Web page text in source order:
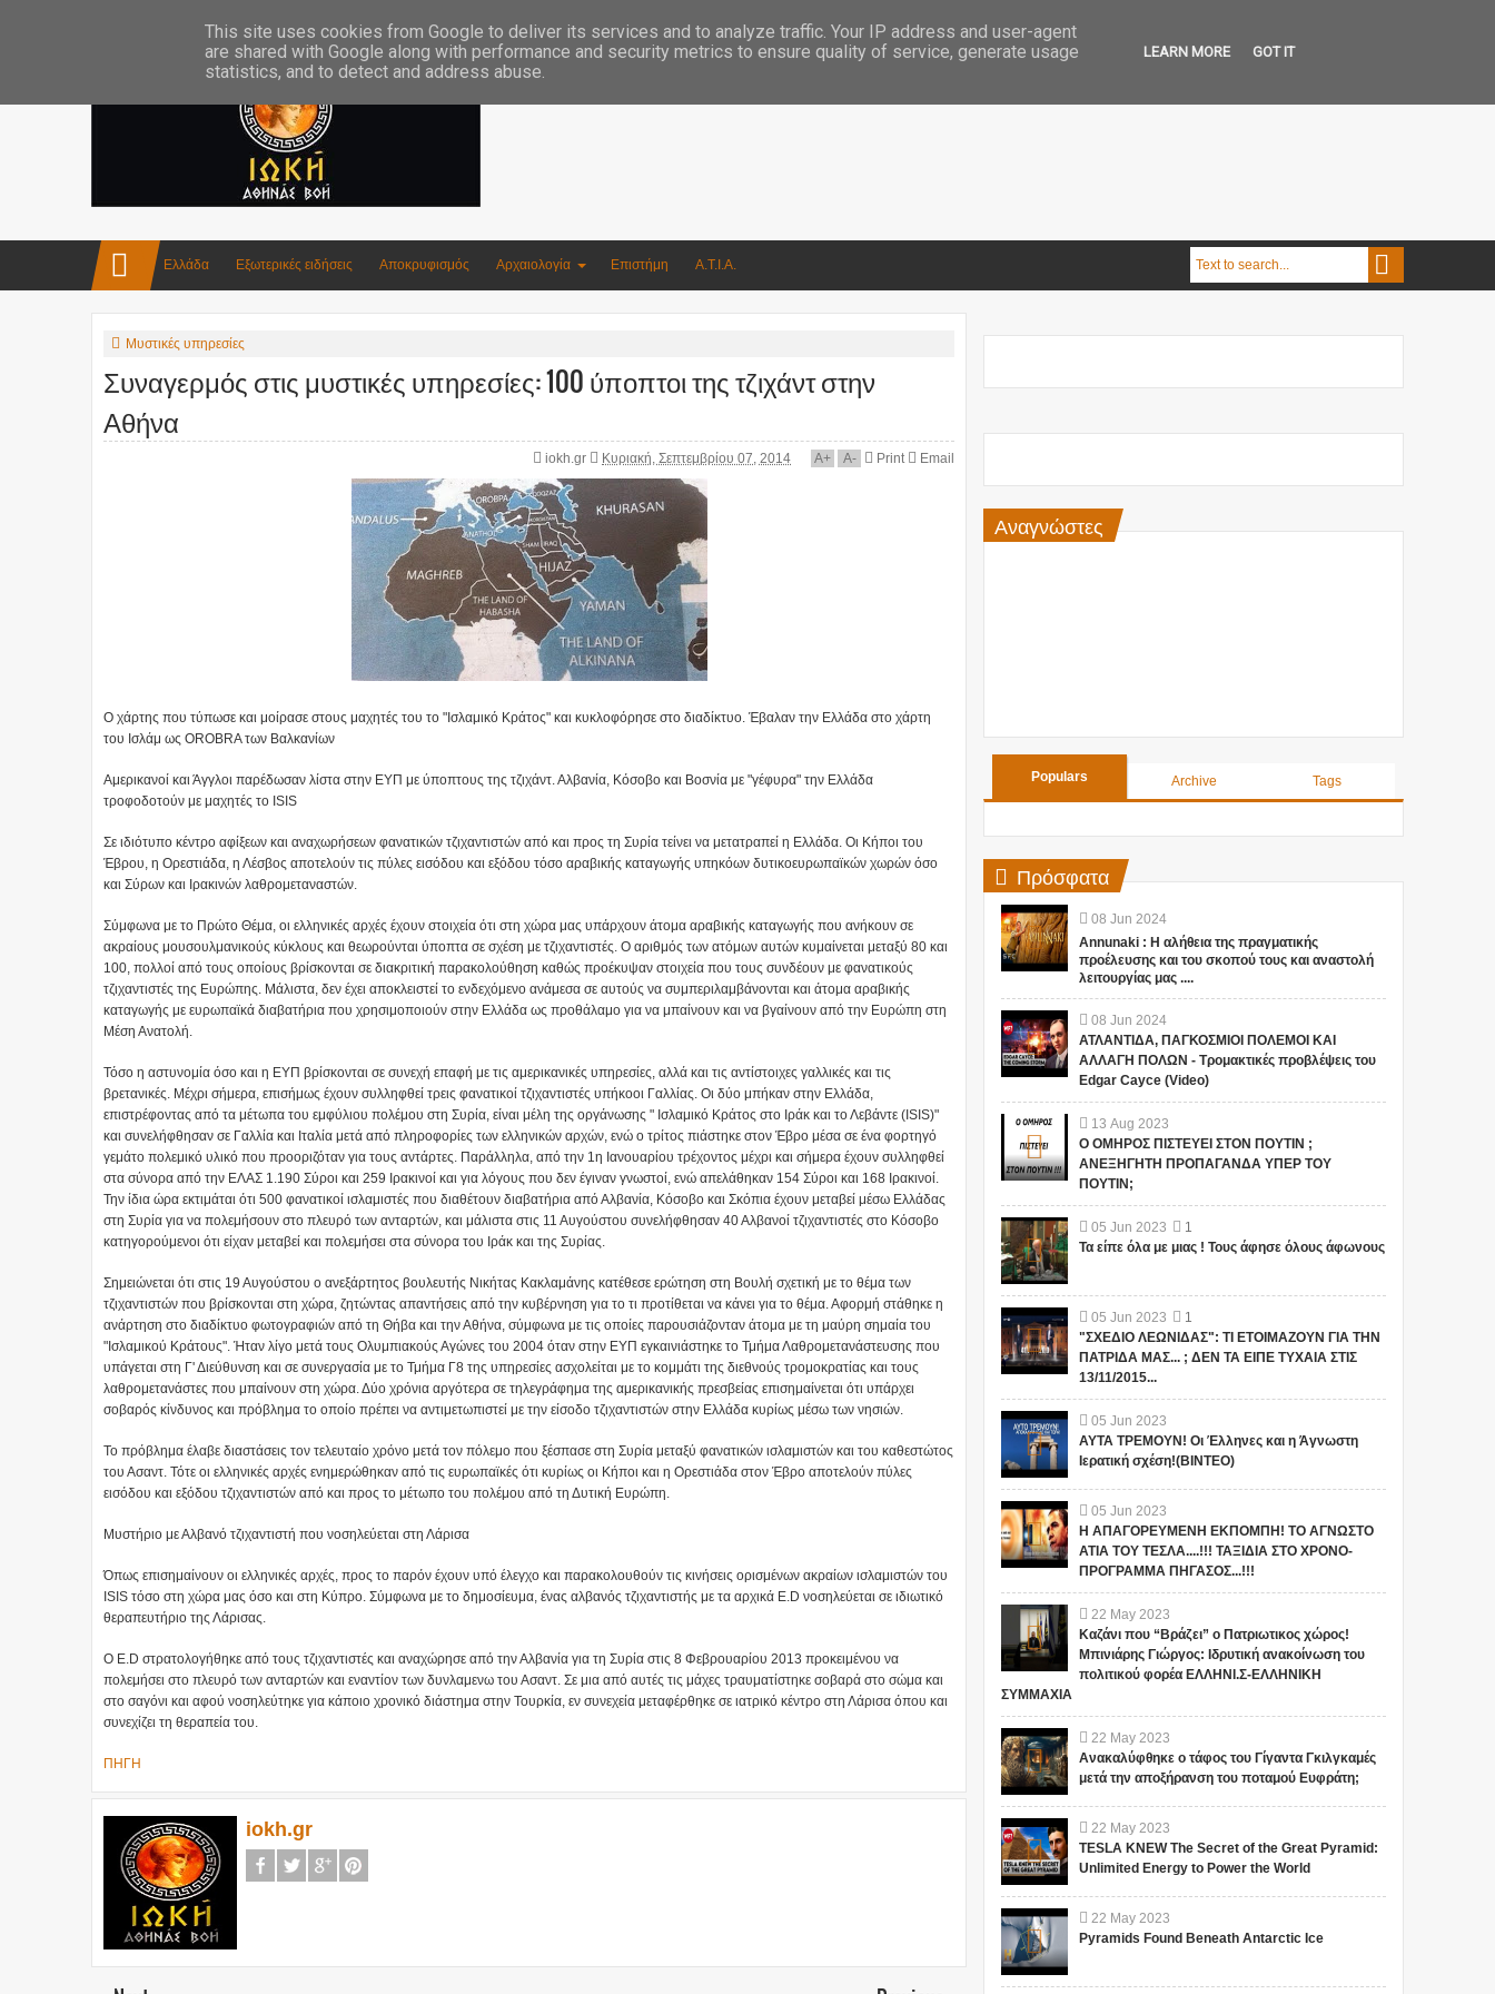
Ελλάδα Εξωτερικές ειδήσεις Αποκρυφισμός Αρχαιολογία Επιστήμη Α.Τ.Ι.Α.
Μυστικές υπηρεσίες
Συναγερμός στις μυστικές υπηρεσίες: 100 ύποπτοι της τζιχάντ στην
Αθήνα
iokh.gr Κυριακή, Σεπτεμβρίου 07, 2014 A+ A- Print Email
Ο χάρτης που τύπωσε και μοίρασε στους μαχητές του το "Ισλαμικό Κράτος" και κυκλοφόρησε στο διαδίκτυο. Έβαλαν την Ελλάδα στο χάρτη
του Ισλάμ ως OROBRA των Βαλκανίων
Αμερικανοί και Άγγλοι παρέδωσαν λίστα στην ΕΥΠ με ύποπτους της τζιχάντ. Αλβανία, Κόσοβο και Βοσνία με "γέφυρα" την Ελλάδα
τροφοδοτούν με μαχητές το ISIS
Σε ιδιότυπο κέντρο αφίξεων και αναχωρήσεων φανατικών τζιχαντιστών από και προς τη Συρία τείνει να μετατραπεί η Ελλάδα. Οι Κήποι του
Έβρου, η Ορεστιάδα, η Λέσβος αποτελούν τις πύλες εισόδου και εξόδου τόσο αραβικής καταγωγής υπηκόων δυτικοευρωπαϊκών χωρών όσο
και Σύρων και Ιρακινών λαθρομεταναστών.
Σύμφωνα με το Πρώτο Θέμα, οι ελληνικές αρχές έχουν στοιχεία ότι στη χώρα μας υπάρχουν άτομα αραβικής καταγωγής που ανήκουν σε
ακραίους μουσουλμανικούς κύκλους και θεωρούνται ύποπτα σε σχέση με τζιχαντιστές. Ο αριθμός των ατόμων αυτών κυμαίνεται μεταξύ 80 και
100, πολλοί από τους οποίους βρίσκονται σε διακριτική παρακολούθηση καθώς προέκυψαν στοιχεία που τους συνδέουν με φανατικούς
τζιχαντιστές της Ευρώπης. Μάλιστα, δεν έχει αποκλειστεί το ενδεχόμενο ανάμεσα σε αυτούς να συμπεριλαμβάνονται και άτομα αραβικής
καταγωγής με ευρωπαϊκά διαβατήρια που χρησιμοποιούν στην Ελλάδα ως προθάλαμο για να μπαίνουν και να βγαίνουν από την Ευρώπη στη
Μέση Ανατολή.
Τόσο η αστυνομία όσο και η ΕΥΠ βρίσκονται σε συνεχή επαφή με τις αμερικανικές υπηρεσίες, αλλά και τις αντίστοιχες γαλλικές και τις
βρετανικές. Μέχρι σήμερα, επισήμως έχουν συλληφθεί τρεις φανατικοί τζιχαντιστές υπήκοοι Γαλλίας. Οι δύο μπήκαν στην Ελλάδα,
επιστρέφοντας από τα μέτωπα του εμφύλιου πολέμου στη Συρία, είναι μέλη της οργάνωσης " Ισλαμικό Κράτος στο Ιράκ και το Λεβάντε (ISIS)"
και συνελήφθησαν σε Γαλλία και Ιταλία μετά από πληροφορίες των ελληνικών αρχών, ενώ ο τρίτος πιάστηκε στον Έβρο μέσα σε ένα φορτηγό
γεμάτο πολεμικό υλικό που προοριζόταν για τους αντάρτες. Παράλληλα, από την 1η Ιανουαρίου τρέχοντος μέχρι και σήμερα έχουν συλληφθεί
στα σύνορα από την ΕΛΑΣ 1.190 Σύροι και 259 Ιρακινοί και για λόγους που δεν έγιναν γνωστοί, ενώ απελάθηκαν 154 Σύροι και 168 Ιρακινοί.
Την ίδια ώρα εκτιμάται ότι 500 φανατικοί ισλαμιστές που διαθέτουν διαβατήρια από Αλβανία, Κόσοβο και Σκόπια έχουν μεταβεί μέσω Ελλάδας
στη Συρία για να πολεμήσουν στο πλευρό των ανταρτών, και μάλιστα στις 11 Αυγούστου συνελήφθησαν 40 Αλβανοί τζιχαντιστές στο Κόσοβο
κατηγορούμενοι ότι είχαν μεταβεί και πολεμήσει στα σύνορα του Ιράκ και της Συρίας.
Σημειώνεται ότι στις 19 Αυγούστου ο ανεξάρτητος βουλευτής Νικήτας Κακλαμάνης κατέθεσε ερώτηση στη Βουλή σχετική με το θέμα των
τζιχαντιστών που βρίσκονται στη χώρα, ζητώντας απαντήσεις από την κυβέρνηση για το τι προτίθεται να κάνει για το θέμα. Αφορμή στάθηκε η
ανάρτηση στο διαδίκτυο φωτογραφιών από τη Θήβα και την Αθήνα, σύμφωνα με τις οποίες παρουσιάζονταν άτομα με τη μαύρη σημαία του
"Ισλαμικού Κράτους". Ήταν λίγο μετά τους Ολυμπιακούς Αγώνες του 2004 όταν στην ΕΥΠ εγκαινιάστηκε το Τμήμα Λαθρομετανάστευσης που
υπάγεται στη Γ' Διεύθυνση και σε συνεργασία με το Τμήμα Γ8 της υπηρεσίες ασχολείται με το κομμάτι της διεθνούς τρομοκρατίας και τους
λαθρομετανάστες που μπαίνουν στη χώρα. Δύο χρόνια αργότερα σε τηλεγράφημα της αμερικανικής πρεσβείας επισημαίνεται ότι υπάρχει
σοβαρός κίνδυνος και πρόβλημα το οποίο πρέπει να αντιμετωπιστεί με την είσοδο τζιχαντιστών στην Ελλάδα κυρίως μέσω των νησιών.
Το πρόβλημα έλαβε διαστάσεις τον τελευταίο χρόνο μετά τον πόλεμο που ξέσπασε στη Συρία μεταξύ φανατικών ισλαμιστών και του καθεστώτος
του Ασαντ. Τότε οι ελληνικές αρχές ενημερώθηκαν από τις ευρωπαϊκές ότι κυρίως οι Κήποι και η Ορεστιάδα στον Έβρο αποτελούν πύλες
εισόδου και εξόδου τζιχαντιστών από και προς το μέτωπο του πολέμου από τη Δυτική Ευρώπη.
Μυστήριο με Αλβανό τζιχαντιστή που νοσηλεύεται στη Λάρισα
Όπως επισημαίνουν οι ελληνικές αρχές, προς το παρόν έχουν υπό έλεγχο και παρακολουθούν τις κινήσεις ορισμένων ακραίων ισλαμιστών του
ISIS τόσο στη χώρα μας όσο και στη Κύπρο. Σύμφωνα με το δημοσίευμα, ένας αλβανός τζιχαντιστής με τα αρχικά E.D νοσηλεύεται σε ιδιωτικό
θεραπευτήριο της Λάρισας.
Ο E.D στρατολογήθηκε από τους τζιχαντιστές και αναχώρησε από την Αλβανία για τη Συρία στις 8 Φεβρουαρίου 2013 προκειμένου να
πολεμήσει στο πλευρό των ανταρτών και εναντίον των δυνλαμενω του Ασαντ. Σε μια από αυτές τις μάχες τραυματίστηκε σοβαρά στο σώμα και
στο σαγόνι και αφού νοσηλεύτηκε για κάποιο χρονικό διάστημα στην Τουρκία, εν συνεχεία μεταφέρθηκε σε ιατρικό κέντρο στη Λάρισα όπου και
συνεχίζει τη θεραπεία του.
ΠΗΓΗ
iokh.gr
Αναγνώστες
Populars Archive Tags
Πρόσφατα
08 Jun 2024
Annunaki : Η αλήθεια της πραγματικής
προέλευσης και του σκοπού τους και αναστολή
λειτουργίας μας ....
08 Jun 2024
ΑΤΛΑΝΤΙΔΑ, ΠΑΓΚΟΣΜΙΟΙ ΠΟΛΕΜΟΙ ΚΑΙ
ΑΛΛΑΓΗ ΠΟΛΩΝ - Τρομακτικές προβλέψεις του
Edgar Cayce (Video)
13 Aug 2023
Ο ΟΜΗΡΟΣ ΠΙΣΤΕΥΕΙ ΣΤΟΝ ΠΟΥΤΙΝ ;
ΑΝΕΞΗΓΗΤΗ ΠΡΟΠΑΓΑΝΔΑ ΥΠΕΡ ΤΟΥ
ΠΟΥΤΙΝ;
05 Jun 2023
1
Τα είπε όλα με μιας ! Τους άφησε όλους άφωνους
05 Jun 2023
1
"ΣΧΕΔΙΟ ΛΕΩΝΙΔΑΣ": ΤΙ ΕΤΟΙΜΑΖΟΥΝ ΓΙΑ ΤΗΝ
ΠΑΤΡΙΔΑ ΜΑΣ... ; ΔΕΝ ΤΑ ΕΙΠΕ ΤΥΧΑΙΑ ΣΤΙΣ
13/11/2015...
05 Jun 2023
ΑΥΤΑ ΤΡΕΜΟΥΝ! Οι Έλληνες και η Άγνωστη
Ιερατική σχέση!(ΒΙΝΤΕΟ)
05 Jun 2023
Η ΑΠΑΓΟΡΕΥΜΕΝΗ ΕΚΠΟΜΠΗ! ΤΟ ΑΓΝΩΣΤΟ
ΑΤΙΑ ΤΟΥ ΤΕΣΛΑ....!!! ΤΑΞΙΔΙΑ ΣΤΟ ΧΡΟΝΟ-
ΠΡΟΓΡΑΜΜΑ ΠΗΓΑΣΟΣ...!!!
22 May 2023
Καζάνι που “Βράζει” ο Πατριωτικος χώρος!
Μπινιάρης Γιώργος: Ιδρυτική ανακοίνωση του
πολιτικού φορέα ΕΛΛΗΝΙ.Σ-ΕΛΛΗΝΙΚΗ
ΣΥΜΜΑΧΙΑ
22 May 2023
Ανακαλύφθηκε ο τάφος του Γίγαντα Γκιλγκαμές
μετά την αποξήρανση του ποταμού Ευφράτη;
22 May 2023
TESLA KNEW The Secret of the Great Pyramid:
Unlimited Energy to Power the World
22 May 2023
Pyramids Found Beneath Antarctic Ice
This site uses cookies from Google to deliver its services and to analyze traffic. Your IP address and user-agent
are shared with Google along with performance and security metrics to ensure quality of service, generate usage
statistics, and to detect and address abuse.
LEARN MORE GOT IT